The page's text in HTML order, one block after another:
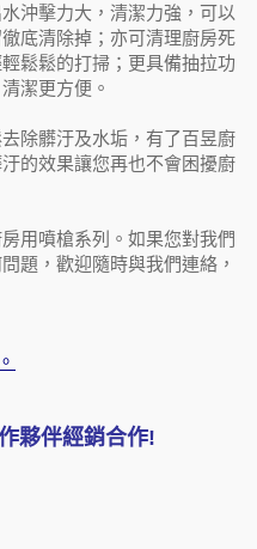
沖擊力大，清潔力強，可以
底清除掉；亦可清理廚房死
鬆鬆的打掃；更具備抽拉功
潔更方便。
除髒汙及水垢，有了百昱廚
的效果讓您再也不會困擾廚
用噴槍系列。如果您對我們
題，歡迎隨時與我們連絡，
夥伴經銷合作!